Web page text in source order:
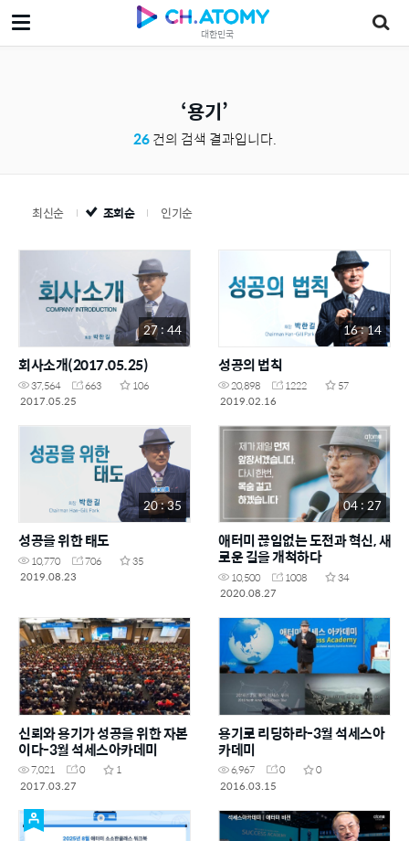
대한민국
용기
26건의 검색 결과입니다.
최신순 조회순 인기순
27 : 44
회사소개(2017.05.25)
37,564 663
106
2017.05.25
16 : 14
성공의 법칙
20,898 1222
57
2019.02.16
20 : 35
성공을 위한 태도
10,770 706
35
2019.08.23
04 : 27
애터미 끊임없는 도전과 혁신, 새
로운 길을 개척하다
10,500 1008
34
2020.08.27
신뢰와 용기가 성공을 위한 자본
이다-3월 석세스아카데미
7,021 0
1
2017.03.27
용기로 리딩하라-3월 석세스아
카데미
6,967 0
0
2016.03.15